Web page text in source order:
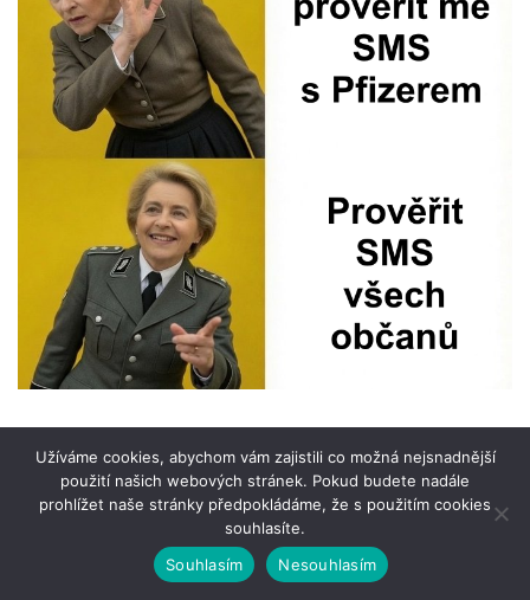
Užíváme cookies, abychom vám zajistili co možná nejsnadnější
použití našich webových stránek. Pokud budete nadále
prohlížet naše stránky předpokládáme, že s použitím cookies
souhlasíte.
Souhlasím
Nesouhlasím